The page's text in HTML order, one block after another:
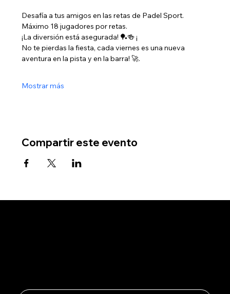
Desafía a tus amigos en las retas de Padel Sport.
Máximo 18 jugadores por retas.
¡La diversión está asegurada! 🏓🍻 ¡
No te pierdas la fiesta, cada viernes es una nueva
aventura en la pista y en la barra! 🚀.
Mostrar más
Compartir este evento